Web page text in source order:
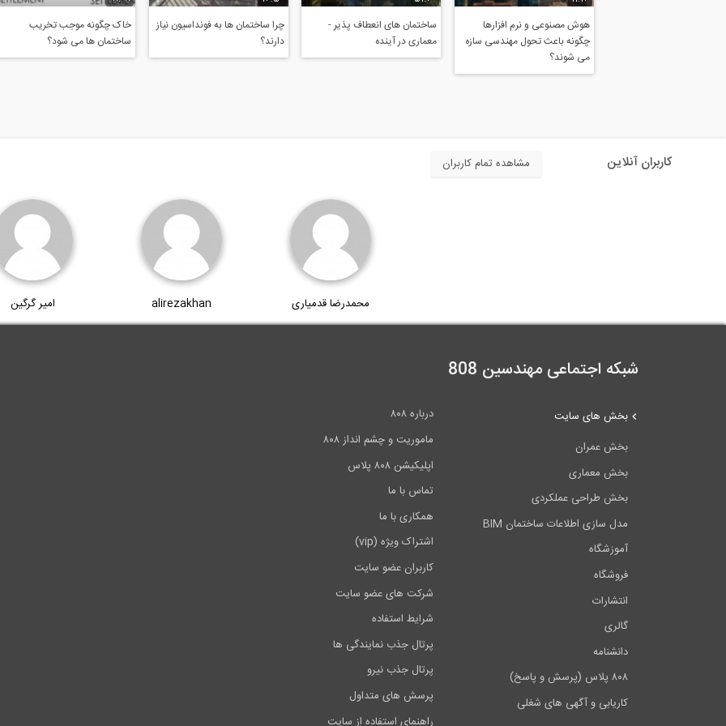
هوش مصنوعی و نرم افزارها
چگونه باعث تحول مهندسی سازه
می شوند؟
ساختمان های انعطاف پذیر -
معماری در آینده
چرا ساختمان ها به فونداسیون نیاز
دارند؟
خاک چگونه موجب تخریب
ساختمان ها می شود؟
کاربران آنلاین مشاهده تمام کاربران
محمدرضا قدمیاری alirezakhan امیر گرگین
شبکه اجتماعی مهندسین 808
درباره ۸۰۸
ماموریت و چشم انداز ۸۰۸
اپلیکیشن ۸۰۸ پلاس
تماس با ما
همکاری با ما
اشتراک ویژه (vip)
کاربران عضو سایت
شرکت های عضو سایت
شرایط استفاده
پرتال جذب نمایندگی ها
پرتال جذب نیرو
پرسش های متداول
راهنمای استفاده از سایت
بخش های سایت
بخش عمران
بخش معماری
بخش طراحی عملکردی
مدل سازی اطلاعات ساختمان BIM
آموزشگاه
فروشگاه
انتشارات
گالری
دانشنامه
۸۰۸ پلاس (پرسش و پاسخ)
کاریابی و آگهی های شغلی